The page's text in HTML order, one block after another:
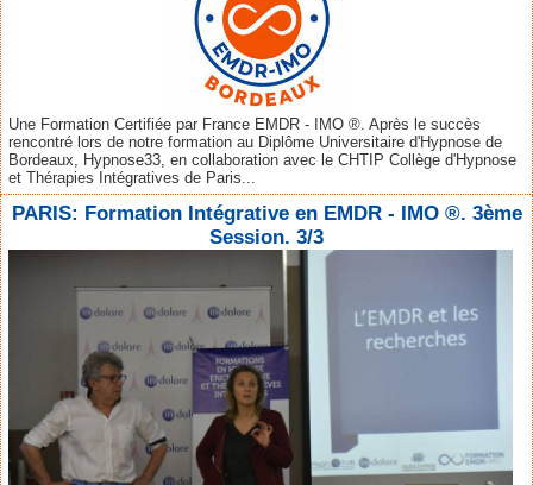
Une Formation Certifiée par France EMDR - IMO ®. Après le succès
rencontré lors de notre formation au Diplôme Universitaire d'Hypnose de
Bordeaux, Hypnose33, en collaboration avec le CHTIP Collège d'Hypnose
et Thérapies Intégratives de Paris...
PARIS: Formation Intégrative en EMDR - IMO ®. 3ème
Session. 3/3